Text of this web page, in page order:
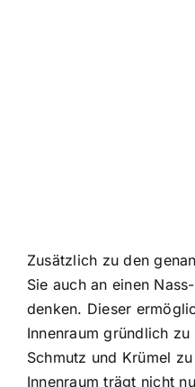
Zusätzlich zu den
Sie auch an einen
denken. Dieser
Innenraum gründlich
Schmutz und Krümel
Innenraum trägt nicht